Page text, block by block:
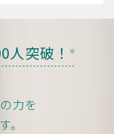
人突破！ ※
力を
。